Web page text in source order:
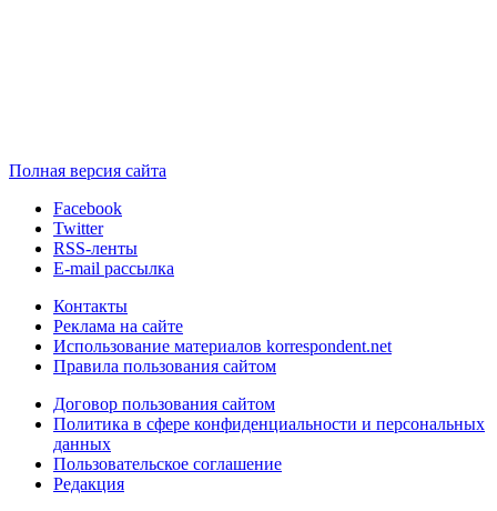
Полная версия сайта
Facebook
Twitter
RSS-ленты
E-mail рассылка
Контакты
Реклама на сайте
Использование материалов korrespondent.net
Правила пользования сайтом
Договор пользования сайтом
Политика в сфере конфиденциальности и персональных
данных
Пользовательское соглашение
Редакция